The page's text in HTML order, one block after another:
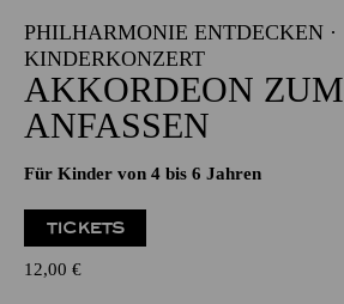
PHILHARMONIE ENTDECKEN ·
KINDERKONZERT
AKKORDEON ZUM
ANFASSEN
Für Kinder von 4 bis 6 Jahren
TICKETS
12,00 €